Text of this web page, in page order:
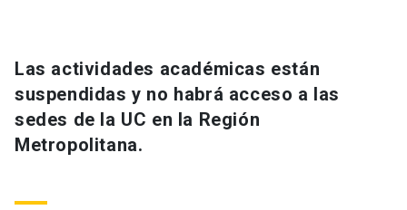
Información para keyboard_arrow_down
Futuros estudiantes
Go to english site
Las actividades académicas están
suspendidas y no habrá acceso a las
sedes de la UC en la Región
Metropolitana.